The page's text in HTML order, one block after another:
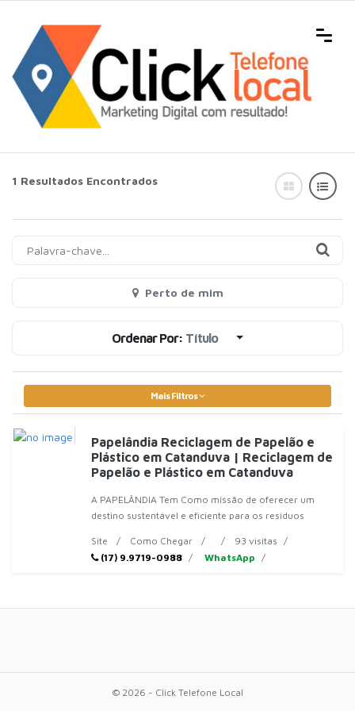
1 Resultados Encontrados
Perto de mim
Ordenar Por: Título
Mais Filtros
Papelândia Reciclagem de Papelão e
Plástico em Catanduva | Reciclagem de
Papelão e Plástico em Catanduva
A PAPELÂNDIA Tem Como missão de oferecer um
destino sustentável e eficiente para os resíduos
Site
Como Chegar
93 visitas
(17) 9.9719-0988
WhatsApp
© 2026 - Click Telefone Local